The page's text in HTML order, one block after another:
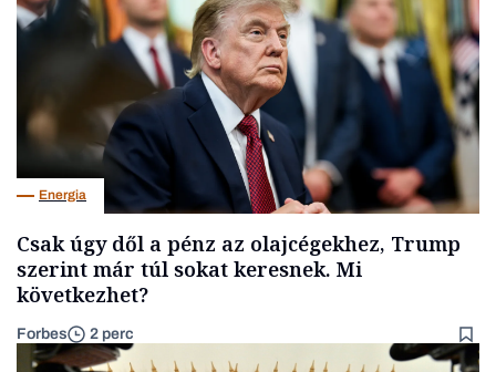
Energia
Csak úgy dől a pénz az olajcégekhez, Trump
szerint már túl sokat keresnek. Mi
következhet?
Forbes 2 perc